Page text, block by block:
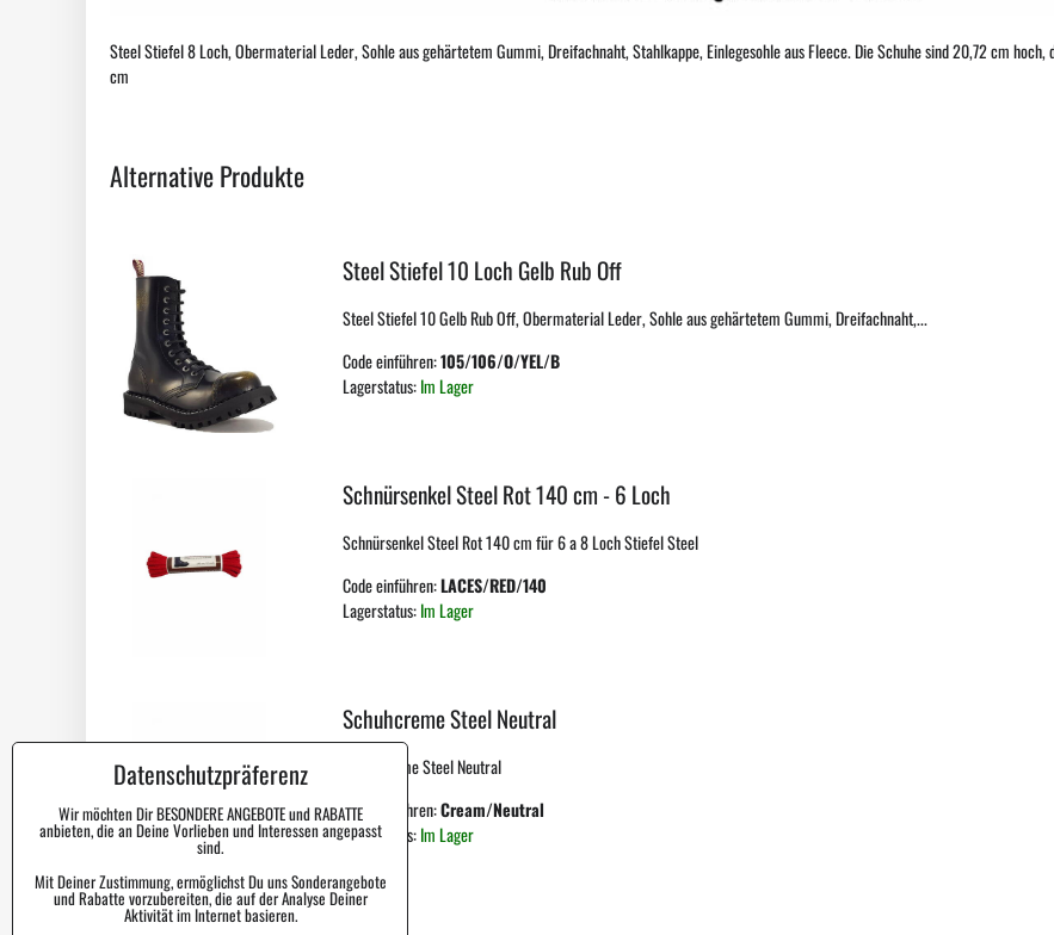
Steel Stiefel 8 Loch, Obermaterial Leder, Sohle aus gehärtetem Gummi, Dreifachnaht, Stahlkappe, Einlegesohle aus Fleece. Die Schuhe sind 20,72 cm
cm
Alternative Produkte
Steel Stiefel 10 Loch Gelb Rub Off
Steel Stiefel 10 Gelb Rub Off, Obermaterial Leder, Sohle aus gehärtetem Gummi, Dreifachnaht,...
Code einführen:105/106/O/YEL/B
Lagerstatus:Im Lager
Schnürsenkel Steel Rot 140 cm - 6 Loch
Schnürsenkel Steel Rot 140 cm für 6 a 8 Loch Stiefel Steel
Code einführen:LACES/RED/140
Lagerstatus:Im Lager
Schuhcreme Steel Neutral
Schuhcreme Steel Neutral
Code einführen:Cream/Neutral
Lagerstatus:Im Lager
Datenschutzpräferenz
Wir möchten Dir BESONDERE ANGEBOTE und RABATTE
anbieten, die an Deine Vorlieben und Interessen angepasst
sind.
Mit Deiner Zustimmung, ermöglichst Du uns Sonderangebote
und Rabatte vorzubereiten, die auf der Analyse Deiner
Aktivität im Internet basieren.